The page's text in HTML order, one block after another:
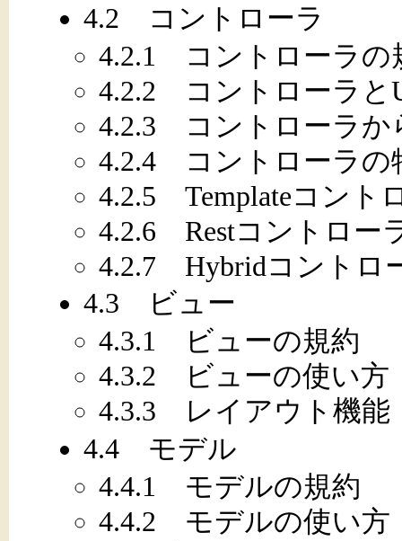
4.2 コントローラ
4.2.1 コントローラの
4.2.2 コントローラと
4.2.3 コントローラか
4.2.4 コントローラの
4.2.5 Templateコント
4.2.6 Restコントロー
4.2.7 Hybridコントロ
4.3 ビュー
4.3.1 ビューの規約
4.3.2 ビューの使い方
4.3.3 レイアウト機能
4.4 モデル
4.4.1 モデルの規約
4.4.2 モデルの使い方